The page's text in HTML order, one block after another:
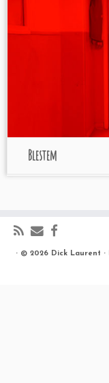
Blestem
· © 2026 Dick Laurent ·